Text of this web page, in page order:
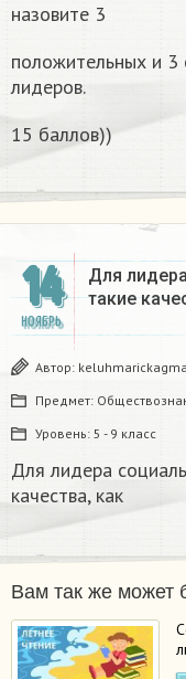
назовите 3
положительных и 3
лидеров.
15 баллов))
14
НОЯБРЬ
Для
такие
Автор:
Предмет:
Уровень: 5 - 9 класс
Для лидера
качества, как
Вам так же может